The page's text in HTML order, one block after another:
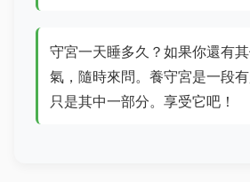
守宮一天睡多久？如果你還有
氣，隨時來問。養守宮是一段
只是其中一部分。享受它吧！